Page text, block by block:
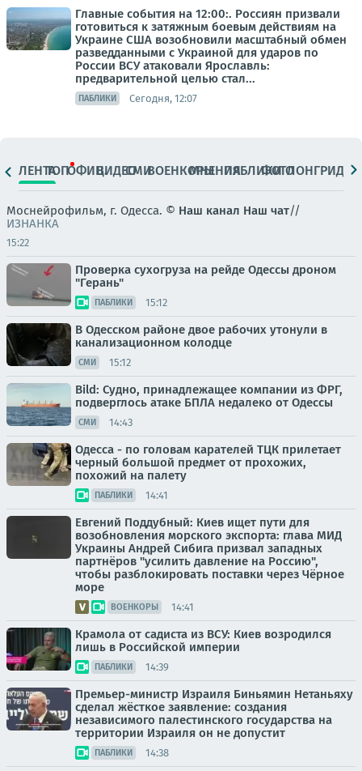
Главные события на 12:00:. Россиян призвали
готовиться к затяжным боевым действиям на
Украине США возобновили масштабный обмен
разведданными с Украиной для ударов по
России ВСУ атаковали Ярославль:
предварительной целью стал...
ПАБЛИКИ Сегодня, 12:07
ЛЕНТАТОПОФИЦ.ВИДЕОСМИВОЕНКОРЫМНЕНИЯПАБЛИКИ
ФОТОЛОНГРИДЫ
Моснейрофильм, г. Одесса. © Наш канал Наш чат//
ИЗНАНКА
15:22
Проверка сухогруза на рейде Одессы дроном
"Герань"
ПАБЛИКИ 15:12
В Одесском районе двое рабочих утонули в
канализационном колодце
СМИ 15:12
Bild: Судно, принадлежащее компании из ФРГ,
подверглось атаке БПЛА недалеко от Одессы
СМИ 14:43
Одесса - по головам карателей ТЦК прилетает
черный большой предмет от прохожих,
похожий на палету
ПАБЛИКИ 14:41
Евгений Поддубный: Киев ищет пути для
возобновления морского экспорта: глава МИД
Украины Андрей Сибига призвал западных
партнёров "усилить давление на Россию",
чтобы разблокировать поставки через Чёрное
море
ВОЕНКОРЫ 14:41
Крамола от садиста из ВСУ: Киев возродился
лишь в Российской империи
ПАБЛИКИ 14:39
Премьер-министр Израиля Биньямин Нетаньяху
сделал жёсткое заявление: создания
независимого палестинского государства на
территории Израиля он не допустит
ПАБЛИКИ 14:38